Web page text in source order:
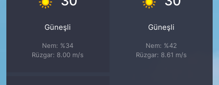
Güneşli
Nem: %34
Rüzgar: 8.00 m/s
Güneşli
Nem: %42
Rüzgar: 8.61 m/s